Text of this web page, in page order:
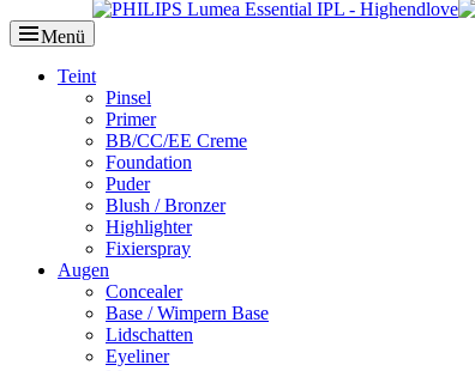
Menü
Primäres
Teint
Pinsel
Primer
BB/CC/EE Creme
Foundation
Puder
Blush / Bronzer
Highlighter
Fixierspray
Augen
Concealer
Base / Wimpern Base
Lidschatten
Eyeliner